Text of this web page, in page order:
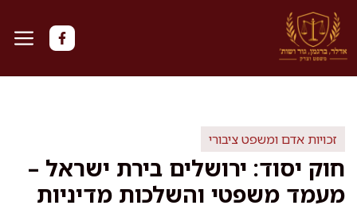
לדלג
לתוכן
זכויות אדם ומשפט ציבורי
חוק יסוד: ירושלים בירת ישראל –
מעמד משפטי והשלכות מדיניות